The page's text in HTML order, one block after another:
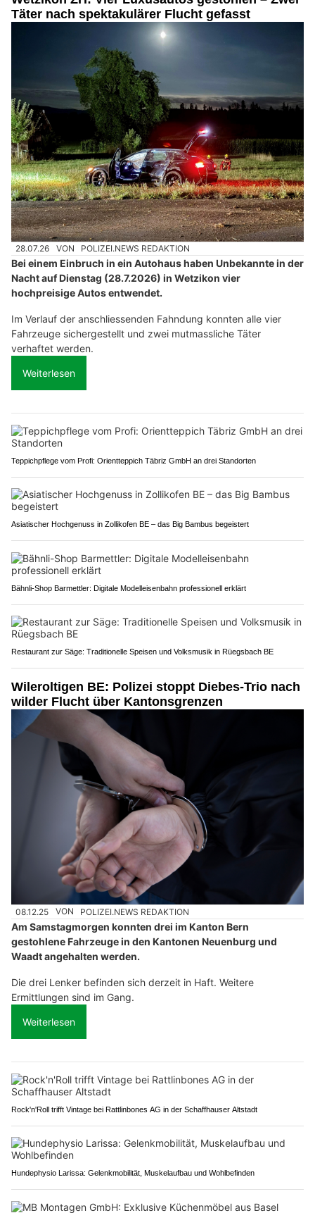
Täter nach spektakulärer Flucht gefasst
28.07.26 VON POLIZEI.NEWS REDAKTION
Bei einem Einbruch in ein Autohaus haben Unbekannte in der
Nacht auf Dienstag (28.7.2026) in Wetzikon vier
hochpreisige Autos entwendet.
Im Verlauf der anschliessenden Fahndung konnten alle vier
Fahrzeuge sichergestellt und zwei mutmassliche Täter
verhaftet werden.
Weiterlesen
Teppichpflege vom Profi: Orientteppich Täbriz GmbH an drei Standorten
Asiatischer Hochgenuss in Zollikofen BE – das Big Bambus begeistert
Bähnli-Shop Barmettler: Digitale Modelleisenbahn professionell erklärt
Restaurant zur Säge: Traditionelle Speisen und Volksmusik in Rüegsbach BE
Wileroltigen BE: Polizei stoppt Diebes-Trio nach
wilder Flucht über Kantonsgrenzen
08.12.25 VON POLIZEI.NEWS REDAKTION
Am Samstagmorgen konnten drei im Kanton Bern
gestohlene Fahrzeuge in den Kantonen Neuenburg und
Waadt angehalten werden.
Die drei Lenker befinden sich derzeit in Haft. Weitere
Ermittlungen sind im Gang.
Weiterlesen
Rock'n'Roll trifft Vintage bei Rattlinbones AG in der Schaffhauser Altstadt
Hundephysio Larissa: Gelenkmobilität, Muskelaufbau und Wohlbefinden